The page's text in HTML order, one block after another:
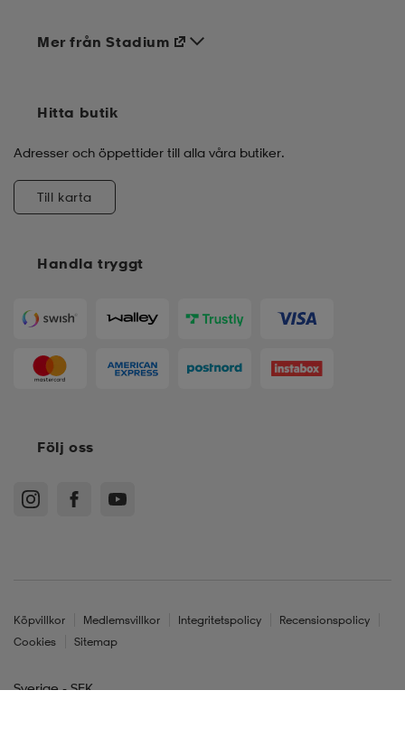
Handla tryggt
Mer från Stadium
Hitta butik
Adresser och öppettider till alla våra butiker.
Till karta
Följ oss
Köpvillkor Medlemsvillkor Integritetspolicy
Recensionspolicy
Cookies
Sitemap
Sverige - SEK